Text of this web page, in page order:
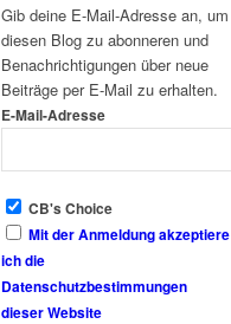
Gib deine E-Mail-Adresse an, um
diesen Blog zu abonneren und
Benachrichtigungen über neue
Beiträge per E-Mail zu erhalten.
E-Mail-Adresse
CB's Choice
Mit der Anmeldung akzeptiere
ich die
Datenschutzbestimmungen
dieser Website